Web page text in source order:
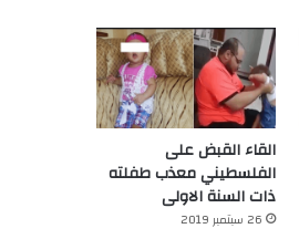
القاء القبض على
الفلسطيني معذب طفلته
ذات السنة الاولى
26 سبتمبر 2019